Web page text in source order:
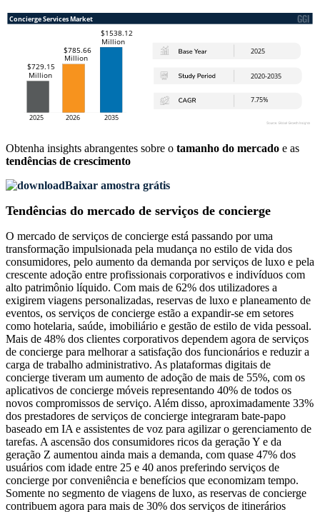
Obtenha insights abrangentes sobre o tamanho do mercado e as
tendências de crescimento
Baixar amostra grátis
Tendências do mercado de serviços de concierge
O mercado de serviços de concierge está passando por uma
transformação impulsionada pela mudança no estilo de vida dos
consumidores, pelo aumento da demanda por serviços de luxo e pela
crescente adoção entre profissionais corporativos e indivíduos com
alto patrimônio líquido. Com mais de 62% dos utilizadores a
exigirem viagens personalizadas, reservas de luxo e planeamento de
eventos, os serviços de concierge estão a expandir-se em setores
como hotelaria, saúde, imobiliário e gestão de estilo de vida pessoal.
Mais de 48% dos clientes corporativos dependem agora de serviços
de concierge para melhorar a satisfação dos funcionários e reduzir a
carga de trabalho administrativo. As plataformas digitais de
concierge tiveram um aumento de adoção de mais de 55%, com os
aplicativos de concierge móveis representando 40% de todos os
novos compromissos de serviço. Além disso, aproximadamente 33%
dos prestadores de serviços de concierge integraram bate-papo
baseado em IA e assistentes de voz para agilizar o gerenciamento de
tarefas. A ascensão dos consumidores ricos da geração Y e da
geração Z aumentou ainda mais a demanda, com quase 47% dos
usuários com idade entre 25 e 40 anos preferindo serviços de
concierge por conveniência e benefícios que economizam tempo.
Somente no segmento de viagens de luxo, as reservas de concierge
contribuem agora para mais de 30% dos serviços de itinerários